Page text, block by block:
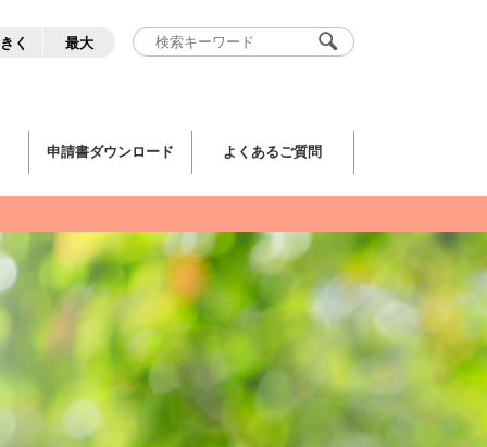
申請書ダウンロード よくあるご質問
く 最大